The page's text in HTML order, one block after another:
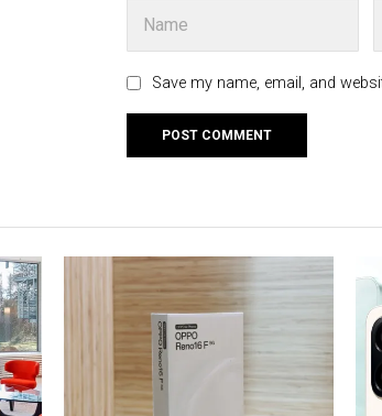
Save my name, email, and